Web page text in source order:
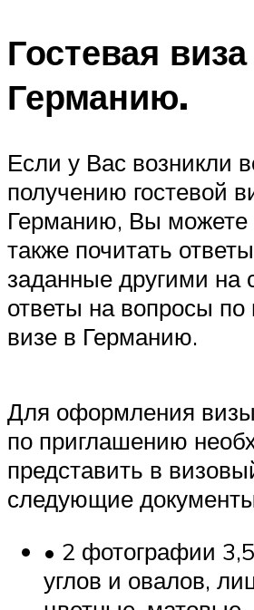
Гостевая
Германию.
Если у Вас возникли
получению гостевой
Германию, Вы можете
также почитать
заданные другими на
ответы на вопросы по
визе в Германию.
Для оформления
по приглашению
представить в
следующие
• 2 фотографии
углов и овалов,